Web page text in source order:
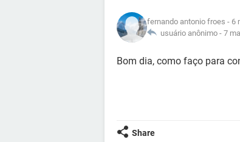
fernando antonio froes - 6
usuário anônimo - 7
Bom dia, como faço para
Share